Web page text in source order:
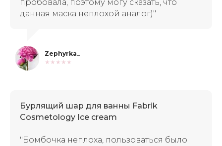
пробовала, поэтому могу сказать, что
данная маска неплохой аналог)"
Zephyrka_
★★★★★
Бурлящий шар для ванны Fabrik
Cosmetology Ice cream
"Бомбочка неплоха, пользоваться было